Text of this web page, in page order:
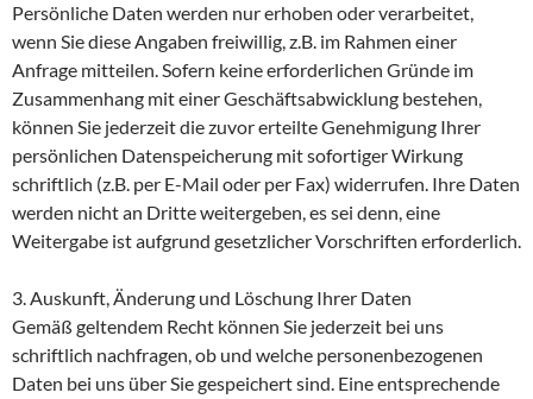
Persönliche Daten werden nur erhoben oder verarbeitet,
wenn Sie diese Angaben freiwillig, z.B. im Rahmen einer
Anfrage mitteilen. Sofern keine erforderlichen Gründe im
Zusammenhang mit einer Geschäftsabwicklung bestehen,
können Sie jederzeit die zuvor erteilte Genehmigung Ihrer
persönlichen Datenspeicherung mit sofortiger Wirkung
schriftlich (z.B. per E-Mail oder per Fax) widerrufen. Ihre Daten
werden nicht an Dritte weitergeben, es sei denn, eine
Weitergabe ist aufgrund gesetzlicher Vorschriften erforderlich.
3. Auskunft, Änderung und Löschung Ihrer Daten
Gemäß geltendem Recht können Sie jederzeit bei uns
schriftlich nachfragen, ob und welche personenbezogenen
Daten bei uns über Sie gespeichert sind. Eine entsprechende